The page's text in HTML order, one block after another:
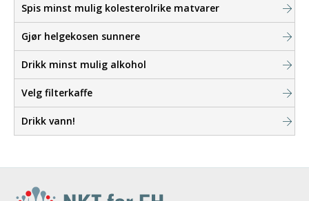
Spis minst mulig kolesterolrike matvarer
Gjør helgekosen sunnere
Drikk minst mulig alkohol
Velg filterkaffe
Drikk vann!